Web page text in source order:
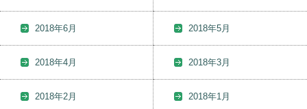
2018年6月 2018年5月
2018年4月 2018年3月
2018年2月 2018年1月